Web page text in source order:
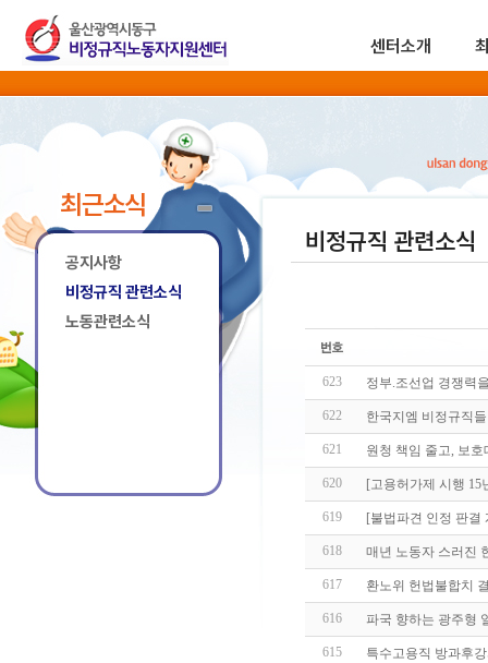
센터소개
최근소식
공지사항
비정규직 관련소식
노동관련소식
비정규직 관련소식
623 정부.조선업 경쟁력
622 한국지엠 비정규직
621 원청 책임 줄고, 보
620 [고용허가제 시행
619 [불법파견 인정 판
618 매년 노동자 스러진
617 환노위 헌법불합치
616 파국 향하는 광주형
615 특수고용직 방과후